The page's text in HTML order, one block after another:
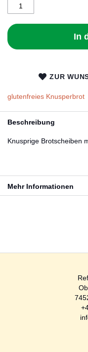
In
ZUR
glutenfreies Knusperbrot
Beschreibung
Knusprige Brotscheiben
Mehr Informationen